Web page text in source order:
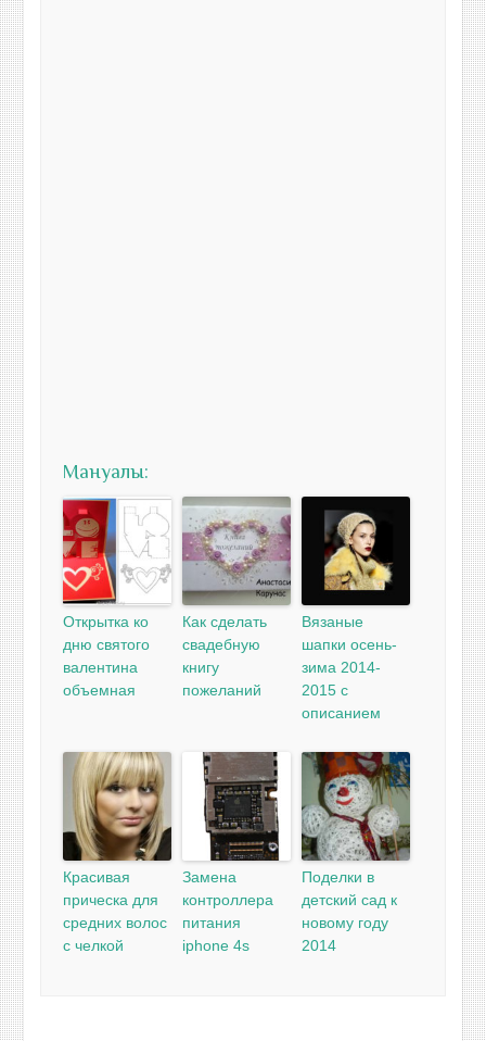
Мануалы:
Открытка ко
дню святого
валентина
объемная
Как сделать
свадебную
книгу
пожеланий
Вязаные
шапки осень-
зима 2014-
2015 с
описанием
Красивая
прическа для
средних волос
с челкой
Замена
контроллера
питания
iphone 4s
Поделки в
детский сад к
новому году
2014